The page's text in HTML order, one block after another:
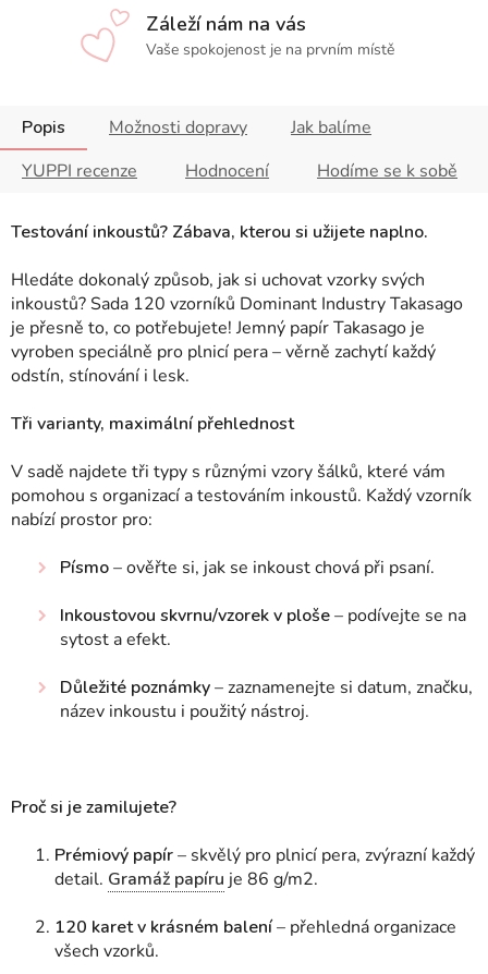
Záleží nám na vás
Vaše spokojenost je na prvním místě
Popis Možnosti dopravy
Jak balíme
YUPPI recenze
Hodnocení Hodíme se k sobě
Testování inkoustů? Zábava, kterou si užijete naplno.
Hledáte dokonalý způsob, jak si uchovat vzorky svých
inkoustů? Sada 120 vzorníků Dominant Industry Takasago
je přesně to, co potřebujete! Jemný papír Takasago je
vyroben speciálně pro plnicí pera – věrně zachytí každý
odstín, stínování i lesk.
Tři varianty, maximální přehlednost
V sadě najdete tři typy s různými vzory šálků, které vám
pomohou s organizací a testováním inkoustů. Každý vzorník
nabízí prostor pro:
Písmo– ověřte si, jak se inkoust chová při psaní.
Inkoustovou skvrnu/vzorek v ploše– podívejte se na
sytost a efekt.
Důležité poznámky– zaznamenejte si datum, značku,
název inkoustu i použitý nástroj.
Proč si je zamilujete?
Prémiový papír– skvělý pro plnicí pera, zvýrazní každý
detail. Gramáž papíru je 86 g/m2.
120 karet v krásném balení– přehledná organizace
všech vzorků.